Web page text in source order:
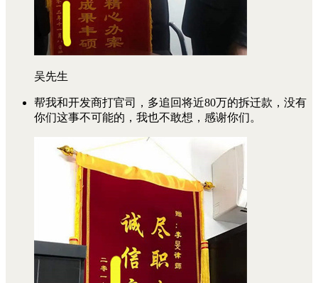
吴先生
帮我和开发商打官司，多追回将近80万的拆迁款，没有
你们这事不可能的，我也不敢想，感谢你们。